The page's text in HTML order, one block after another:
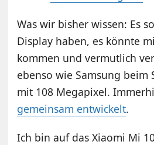
Was wir bisher wissen: Es
Display haben, es könnte
kommen und vermutlich
ebenso wie Samsung beim
mit 108 Megapixel.
gemeinsam entwickelt.
Ich bin auf das Xiaomi Mi